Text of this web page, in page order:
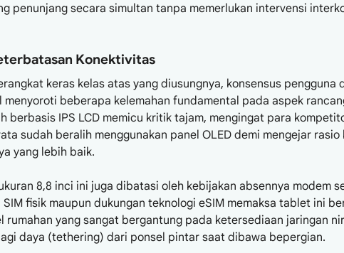
penunjang secara simultan tanpa memerlukan intervensi
Konektivitas
keras kelas atas yang diusungnya, konsensus pengguna
beberapa kelemahan fundamental pada aspek
berbasis IPS LCD memicu kritik tajam, mengingat para
sudah beralih menggunakan panel OLED demi mengejar rasio
yang lebih baik.
8,8 inci ini juga dibatasi oleh kebijakan absennya modem
fisik maupun dukungan teknologi eSIM memaksa tablet ini
rumahan yang sangat bergantung pada ketersediaan jaringan
daya (tethering) dari ponsel pintar saat dibawa bepergian.